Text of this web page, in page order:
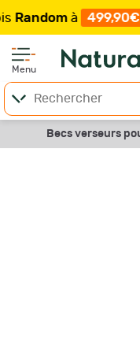
à 499,90€
Menu
Becs verseurs